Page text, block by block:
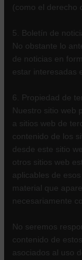
(como el derecho
5. Boletín de
No obstante lo
de noticias en
estar interesadas
6. Propiedad de
Nuestro sitio web
a sitios web de
contenido de los
desde este sitio
otros sitios web
aplicables de
material que
necesariamente
No seremos
contenido de
asociados al uso